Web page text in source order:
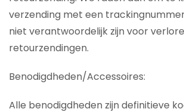
verzending met een
niet verantwoordelijk zijn voor
retourzendingen.
Benodigdheden/Accessoires:
Alle benodigdheden zijn definitieve